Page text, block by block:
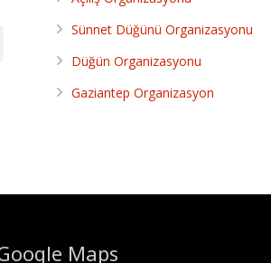
Sünnet Düğünü Organizasyonu
Düğün Organizasyonu
Gaziantep Organizasyon
Maps